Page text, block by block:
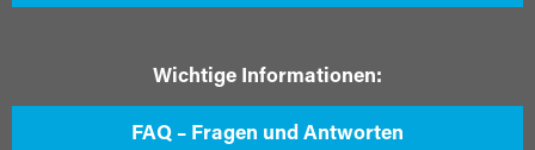
Wichtige Informationen:
FAQ – Fragen und Antworten